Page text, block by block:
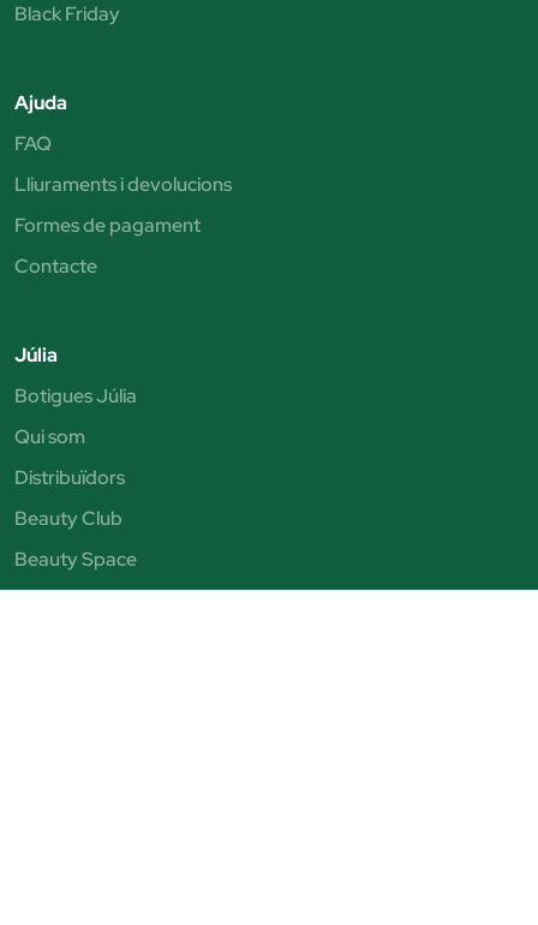
Black Friday
Ajuda
FAQ
Lliuraments i devolucions
Formes de pagament
Contacte
Júlia
Botigues Júlia
Qui som
Distribuïdors
Beauty Club
Beauty Space